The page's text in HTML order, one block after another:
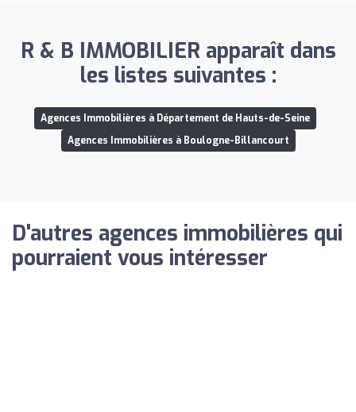
R & B IMMOBILIER apparaît dans
les listes suivantes :
Agences Immobilières à Département de Hauts-de-Seine
Agences Immobilières à Boulogne-Billancourt
D'autres agences immobilières qui
pourraient vous intéresser